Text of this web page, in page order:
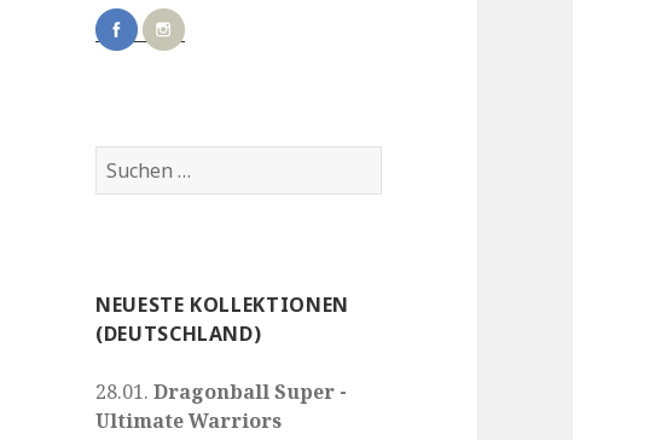
Suchen
nach:
NEUESTE KOLLEKTIONEN
(DEUTSCHLAND)
28.01.Dragonball Super -
Ultimate Warriors